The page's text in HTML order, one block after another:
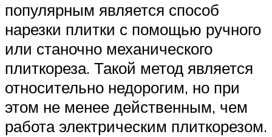
популярным является способ
нарезки плитки с помощью ручного
или станочно механического
плиткореза. Такой метод является
относительно недорогим, но при
этом не менее действенным, чем
работа электрическим плиткорезом.